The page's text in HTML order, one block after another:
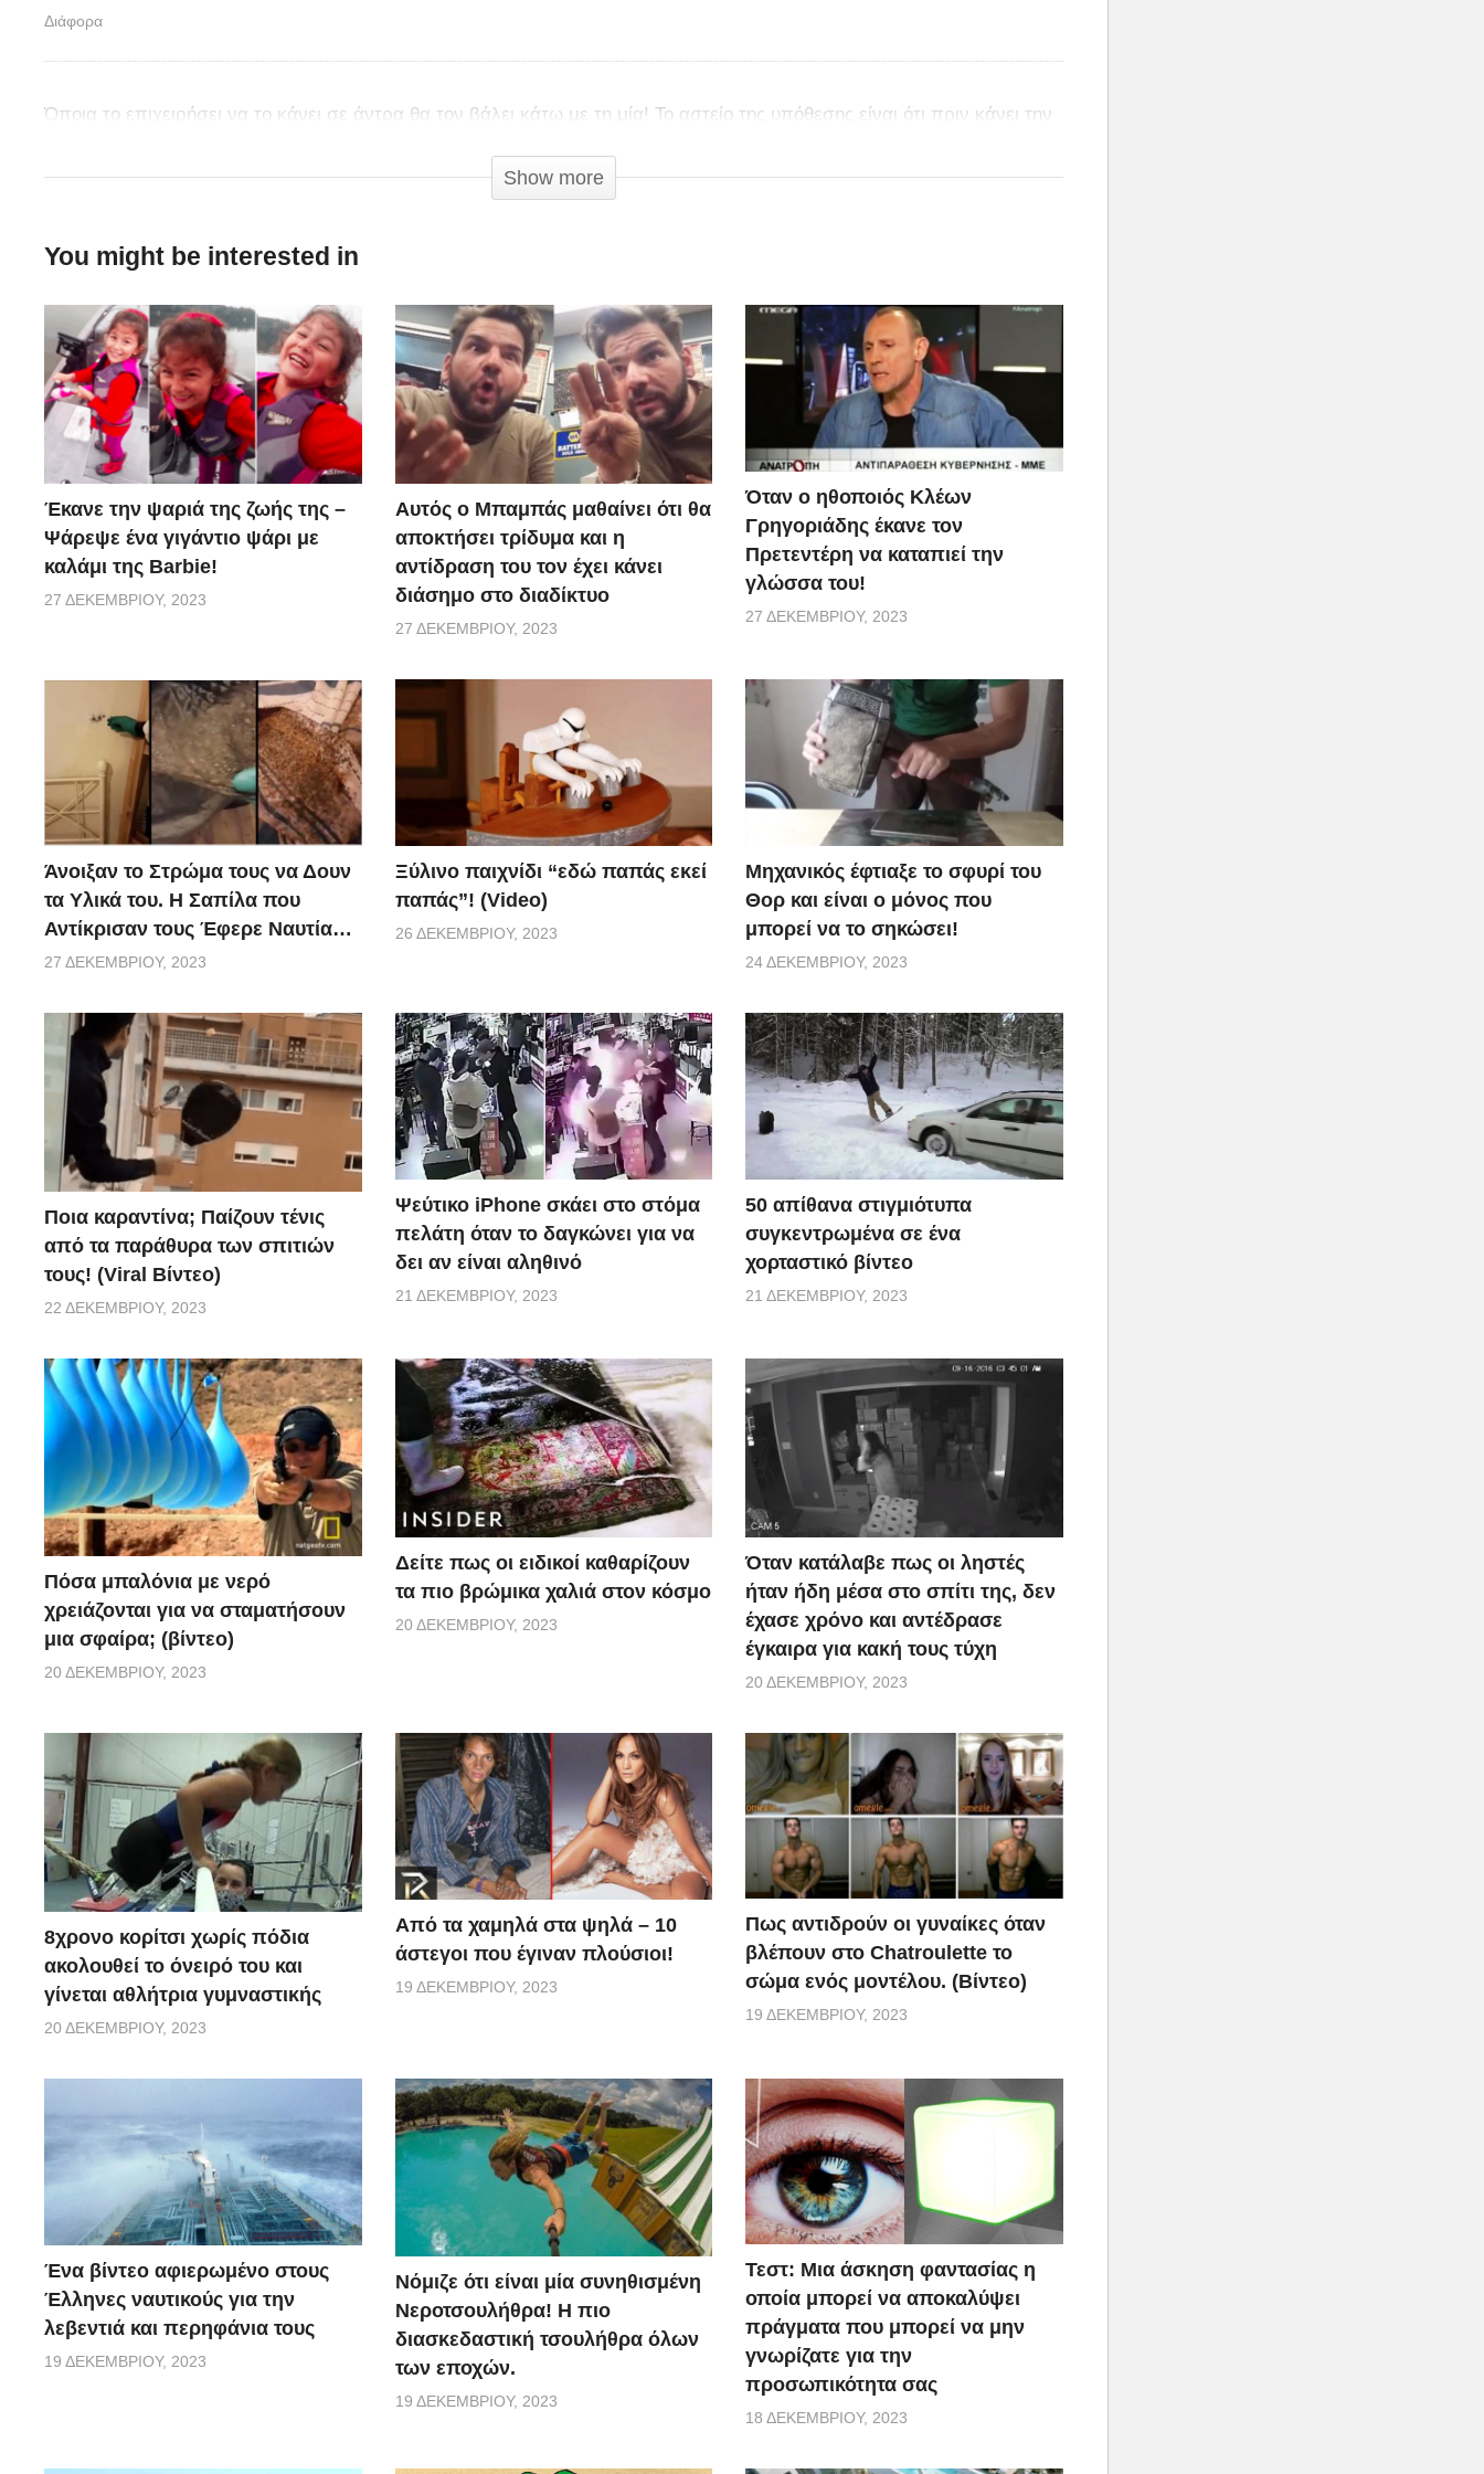
Διάφορα
Όποια το επιχειρήσει να το κάνει σε άντρα θα τον βάλει κάτω με τη μία! Το αστείο της υπόθεσης είναι ότι πριν κάνει την
Show more
You might be interested in
Έκανε την ψαριά της ζωής της –
Ψάρεψε ένα γιγάντιο ψάρι με
καλάμι της Barbie!
27 ΔΕΚΕΜΒΡΊΟΥ, 2023
Αυτός ο Μπαμπάς μαθαίνει ότι θα
αποκτήσει τρίδυμα και η
αντίδραση του τον έχει κάνει
διάσημο στο διαδίκτυο
27 ΔΕΚΕΜΒΡΊΟΥ, 2023
Όταν ο ηθοποιός Κλέων
Γρηγοριάδης έκανε τον
Πρετεντέρη να καταπιεί την
γλώσσα του!
27 ΔΕΚΕΜΒΡΊΟΥ, 2023
Άνοιξαν το Στρώμα τους να Δουν
τα Υλικά του. Η Σαπίλα που
Αντίκρισαν τους Έφερε Ναυτία…
27 ΔΕΚΕΜΒΡΊΟΥ, 2023
Ξύλινο παιχνίδι “εδώ παπάς εκεί
παπάς”! (Video)
26 ΔΕΚΕΜΒΡΊΟΥ, 2023
Μηχανικός έφτιαξε το σφυρί του
Θορ και είναι ο μόνος που
μπορεί να το σηκώσει!
24 ΔΕΚΕΜΒΡΊΟΥ, 2023
Ποια καραντίνα; Παίζουν τένις
από τα παράθυρα των σπιτιών
τους! (Viral Βίντεο)
22 ΔΕΚΕΜΒΡΊΟΥ, 2023
Ψεύτικο iPhone σκάει στο στόμα
πελάτη όταν το δαγκώνει για να
δει αν είναι αληθινό
21 ΔΕΚΕΜΒΡΊΟΥ, 2023
50 απίθανα στιγμιότυπα
συγκεντρωμένα σε ένα
χορταστικό βίντεο
21 ΔΕΚΕΜΒΡΊΟΥ, 2023
Πόσα μπαλόνια με νερό
χρειάζονται για να σταματήσουν
μια σφαίρα; (βίντεο)
20 ΔΕΚΕΜΒΡΊΟΥ, 2023
Δείτε πως οι ειδικοί καθαρίζουν
τα πιο βρώμικα χαλιά στον κόσμο
20 ΔΕΚΕΜΒΡΊΟΥ, 2023
Όταν κατάλαβε πως οι ληστές
ήταν ήδη μέσα στο σπίτι της, δεν
έχασε χρόνο και αντέδρασε
έγκαιρα για κακή τους τύχη
20 ΔΕΚΕΜΒΡΊΟΥ, 2023
8χρονο κορίτσι χωρίς πόδια
ακολουθεί το όνειρό του και
γίνεται αθλήτρια γυμναστικής
20 ΔΕΚΕΜΒΡΊΟΥ, 2023
Από τα χαμηλά στα ψηλά – 10
άστεγοι που έγιναν πλούσιοι!
19 ΔΕΚΕΜΒΡΊΟΥ, 2023
Πως αντιδρούν οι γυναίκες όταν
βλέπουν στο Chatroulette το
σώμα ενός μοντέλου. (Βίντεο)
19 ΔΕΚΕΜΒΡΊΟΥ, 2023
Ένα βίντεο αφιερωμένο στους
Έλληνες ναυτικούς για την
λεβεντιά και περηφάνια τους
19 ΔΕΚΕΜΒΡΊΟΥ, 2023
Νόμιζε ότι είναι μία συνηθισμένη
Νεροτσουλήθρα! Η πιο
διασκεδαστική τσουλήθρα όλων
των εποχών.
19 ΔΕΚΕΜΒΡΊΟΥ, 2023
Τεστ: Μια άσκηση φαντασίας η
οποία μπορεί να αποκαλύψει
πράγματα που μπορεί να μην
γνωρίζατε για την
προσωπικότητα σας
18 ΔΕΚΕΜΒΡΊΟΥ, 2023